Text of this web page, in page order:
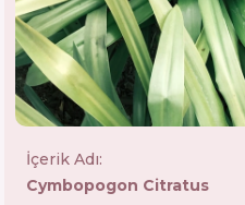
İçerik Adı:
Cymbopogon Citratus